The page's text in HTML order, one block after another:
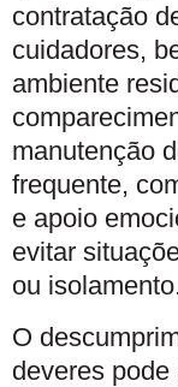
contratação
cuidadores,
ambiente
manutenção
frequente,
e apoio
evitar
ou
O
deveres